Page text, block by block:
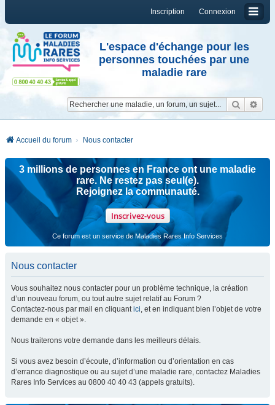
Connexion
Inscription
L'espace d'échange pour les
personnes touchées par une
maladie rare
Accueil du forum Nous contacter
3 millions de personnes en France ont une maladie
rare. Ne restez pas seul(e).
Rejoignez la communauté.
Inscrivez-vous
Ce forum est un service de Maladies Rares Info Services
Nous contacter
Vous souhaitez nous contacter pour un problème technique, la création
d’un nouveau forum, ou tout autre sujet relatif au Forum ?
Contactez-nous par mail en cliquantici, et en indiquant bien l’objet de votre
demande en « objet ».
Nous traiterons votre demande dans les meilleurs délais.
Si vous avez besoin d’écoute, d’information ou d’orientation en cas
d’errance diagnostique ou au sujet d’une maladie rare, contactez Maladies
Rares Info Services au 0800 40 40 43 (appels gratuits).